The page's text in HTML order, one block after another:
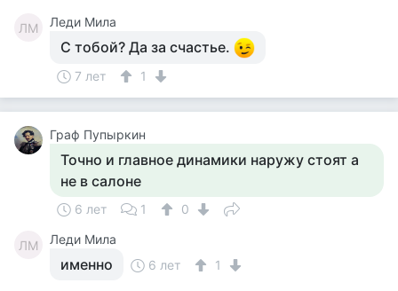
ЛМ Леди Мила
С тобой? Да за счастье.
7 лет 1
Граф Пупыркин
Точно и главное динамики наружу стоят а
не в салоне
6 лет 1 0
ЛМ Леди Мила
именно 6 лет 1